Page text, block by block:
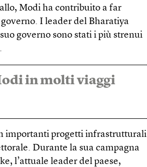
Modi ha contribuito a far
I leader del Bharatiya
governo sono stati i più strenui
in molti viaggi
importanti progetti infrastrutturali
Durante la sua campagna
l’attuale leader del paese,